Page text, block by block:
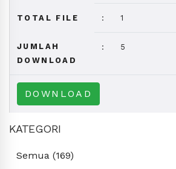
TOTAL FILE : 1
JUMLAH
DOWNLOAD
: 5
DOWNLOAD
KATEGORI
Semua (169)